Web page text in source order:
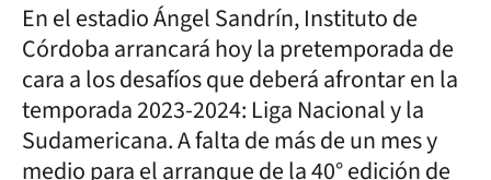
En el estadio Ángel Sandrín, Instituto de
Córdoba arrancará hoy la pretemporada de
cara a los desafíos que deberá afrontar en la
temporada 2023-2024: Liga Nacional y la
Sudamericana. A falta de más de un mes y
medio para el arranque de la 40° edición de